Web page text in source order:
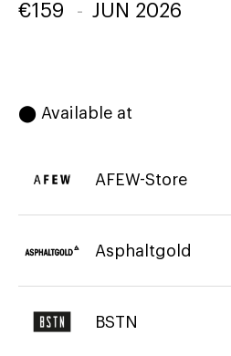
€159 - JUN 2026
⬤ Available at
AFEW-Store
Asphaltgold
BSTN